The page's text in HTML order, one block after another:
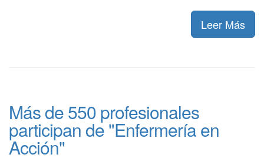
Leer Más
Más de 550 profesionales
participan de "Enfermería en
Acción"